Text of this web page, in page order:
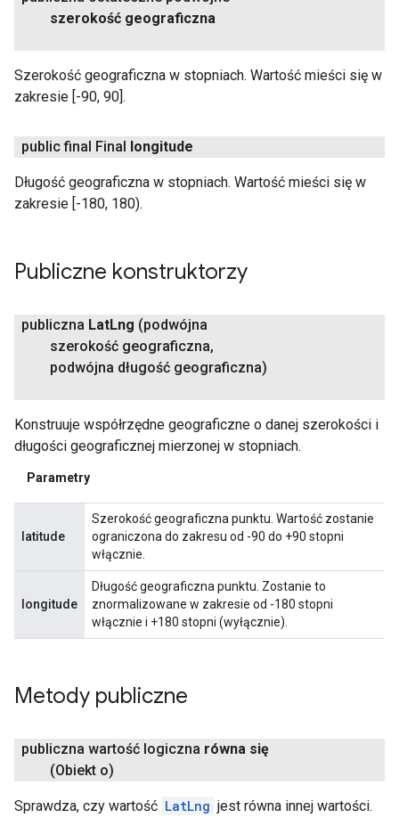
szerokość geograficzna
Szerokość geograficzna w stopniach. Wartość mieści się w
zakresie [-90, 90].
public final Final longitude
Długość geograficzna w stopniach. Wartość mieści się w
zakresie [-180, 180).
Publiczne konstruktorzy
publiczna LatLng (podwójna
szerokość geograficzna,
podwójna długość geograficzna)
Konstruuje współrzędne geograficzne o danej szerokości i
długości geograficznej mierzonej w stopniach.
Parametry
latitude
Szerokość geograficzna punktu. Wartość zostanie
ograniczona do zakresu od -90 do +90 stopni
włącznie.
longitude
Długość geograficzna punktu. Zostanie to
znormalizowane w zakresie od -180 stopni
włącznie i +180 stopni (wyłącznie).
Metody publiczne
publiczna wartość logiczna równa się
(Obiekt o)
Sprawdza, czy wartość LatLng jest równa innej wartości.